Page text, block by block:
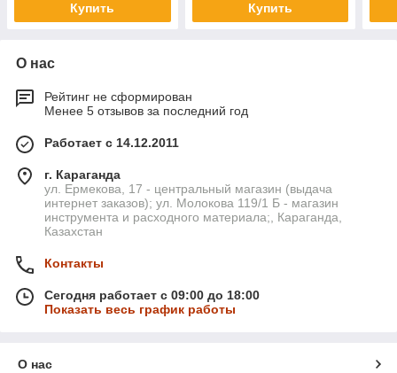
Купить Купить
О нас
Рейтинг не сформирован
Менее 5 отзывов за последний год
Работает с 14.12.2011
г. Караганда
ул. Ермекова, 17 - центральный магазин (выдача
интернет заказов); ул. Молокова 119/1 Б - магазин
инструмента и расходного материала;, Караганда,
Казахстан
Контакты
Сегодня работает с 09:00 до 18:00
Показать весь график работы
О нас